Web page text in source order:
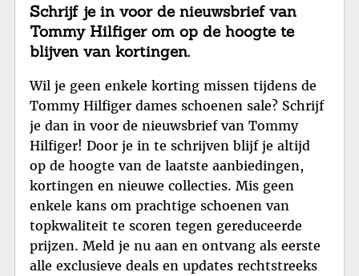
Schrijf je in voor de nieuwsbrief van
Tommy Hilfiger om op de hoogte te
blijven van kortingen.
Wil je geen enkele korting missen tijdens de
Tommy Hilfiger dames schoenen sale? Schrijf
je dan in voor de nieuwsbrief van Tommy
Hilfiger! Door je in te schrijven blijf je altijd
op de hoogte van de laatste aanbiedingen,
kortingen en nieuwe collecties. Mis geen
enkele kans om prachtige schoenen van
topkwaliteit te scoren tegen gereduceerde
prijzen. Meld je nu aan en ontvang als eerste
alle exclusieve deals en updates rechtstreeks